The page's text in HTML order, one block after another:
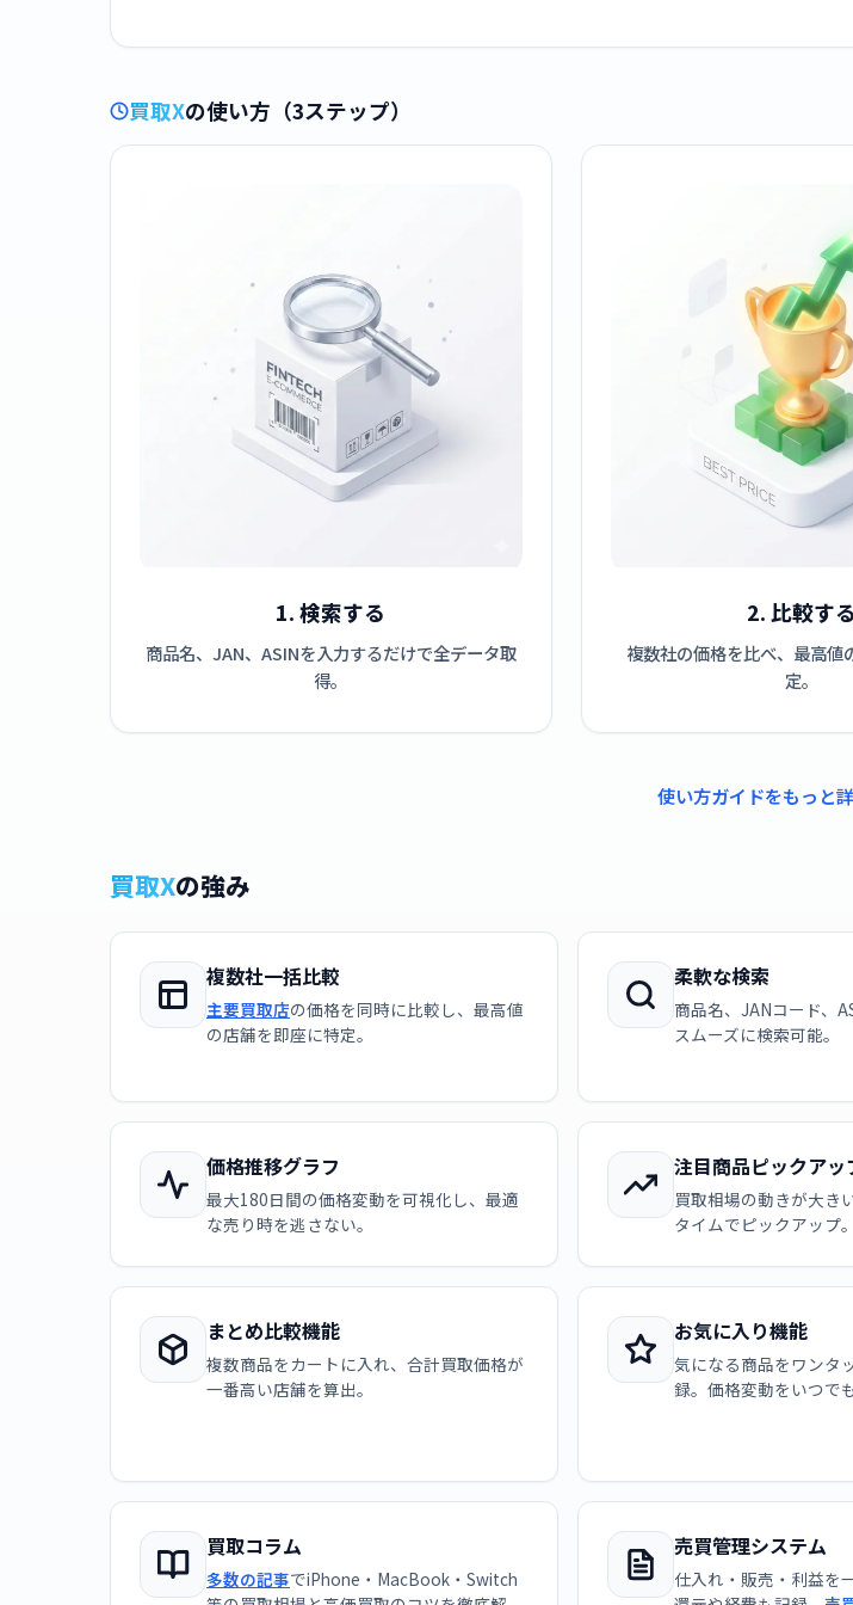
買取Xの使い方（3ステップ）
1. 検索する
商品名、JAN、ASINを入力するだけで全データ取
得。
2. 比較する
複数社の価格を比べ、最高値
定。
使い方ガイドをもっと
買取Xの強み
複数社一括比較
主要買取店の価格を同時に比較し、最高値
の店舗を即座に特定。
柔軟な検索
商品名、JANコード、
スムーズに検索可能。
価格推移グラフ
最大180日間の価格変動を可視化し、最適
な売り時を逃さない。
注目商品ピックアッ
買取相場の動きが大き
タイムでピックアップ。
まとめ比較機能
複数商品をカートに入れ、合計買取価格が
一番高い店舗を算出。
お気に入り機能
気になる商品をワンタ
録。価格変動をいつで
買取コラム
多数の記事でiPhone・MacBook・Switch
売買管理システム
仕入れ・販売・利益を